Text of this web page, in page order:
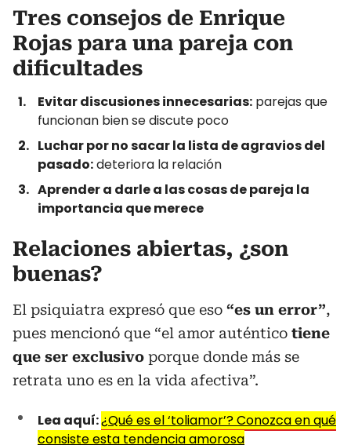
Tres consejos de Enrique
Rojas para una pareja con
dificultades
Evitar discusiones innecesarias: parejas que
funcionan bien se discute poco
Luchar por no sacar la lista de agravios del
pasado:deteriora la relación
Aprender a darle a las cosas de pareja la
importancia que merece
Relaciones abiertas, ¿son
buenas?
El psiquiatra expresó que eso “es un error”,
pues mencionó que “el amor auténtico tiene
que ser exclusivo porque donde más se
retrata uno es en la vida afectiva”.
Lea aquí:¿Qué es el ‘toliamor’? Conozca en qué
consiste esta tendencia amorosa